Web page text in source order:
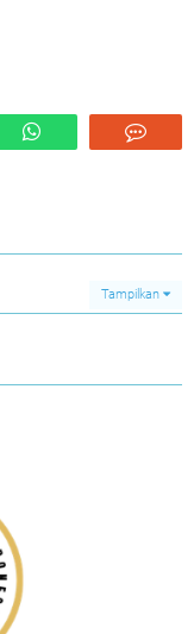
Tampilkan